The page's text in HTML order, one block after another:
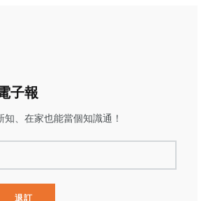
子報
知、在家也能當個知識通！
退訂